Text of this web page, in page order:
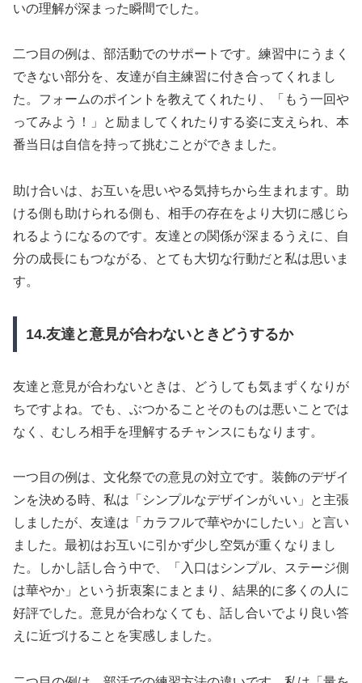
いの理解が深まった瞬間でした。
二つ目の例は、部活動でのサポートです。練習中にうまく
できない部分を、友達が自主練習に付き合ってくれまし
た。フォームのポイントを教えてくれたり、「もう一回や
ってみよう！」と励ましてくれたりする姿に支えられ、本
番当日は自信を持って挑むことができました。
助け合いは、お互いを思いやる気持ちから生まれます。助
ける側も助けられる側も、相手の存在をより大切に感じら
れるようになるのです。友達との関係が深まるうえに、自
分の成長にもつながる、とても大切な行動だと私は思いま
す。
14.友達と意見が合わないときどうするか
友達と意見が合わないときは、どうしても気まずくなりが
ちですよね。でも、ぶつかることそのものは悪いことでは
なく、むしろ相手を理解するチャンスにもなります。
一つ目の例は、文化祭での意見の対立です。装飾のデザイ
ンを決める時、私は「シンプルなデザインがいい」と主張
しましたが、友達は「カラフルで華やかにしたい」と言い
ました。最初はお互いに引かず少し空気が重くなりまし
た。しかし話し合う中で、「入口はシンプル、ステージ側
は華やか」という折衷案にまとまり、結果的に多くの人に
好評でした。意見が合わなくても、話し合いでより良い答
えに近づけることを実感しました。